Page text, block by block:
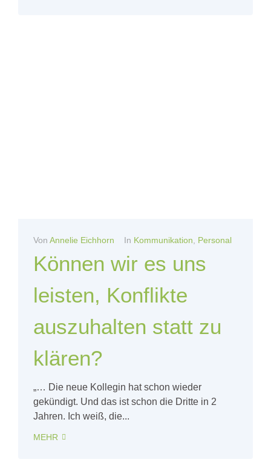
Von Annelie Eichhorn In Kommunikation, Personal
Können wir es uns
leisten, Konflikte
auszuhalten statt zu
klären?
„… Die neue Kollegin hat schon wieder
gekündigt. Und das ist schon die Dritte in 2
Jahren. Ich weiß, die...
MEHR